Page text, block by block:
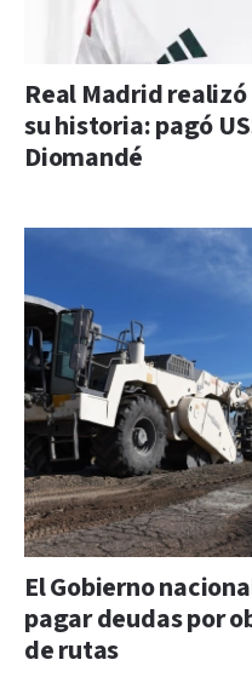
Real Madrid
su historia: pagó
Diomandé
El Gobierno
pagar deudas por
de rutas